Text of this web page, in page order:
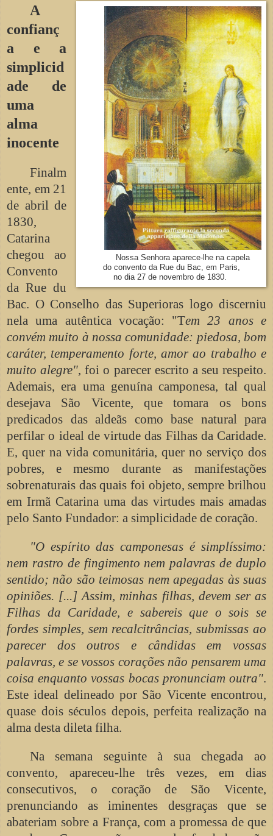
Nossa Senhora aparece-lhe na capela
do convento da Rue du Bac, em Paris,
no dia 27 de novembro de 1830.
A
confianç
a e a
simplicid
ade de
uma
alma
inocente
Finalm
ente, em 21
de abril de
1830,
Catarina
chegou ao
Convento
da Rue du
Bac. O Conselho das Superioras logo discerniu
nela uma autêntica vocação: "Tem 23 anos e
convém muito à nossa comunidade: piedosa, bom
caráter, temperamento forte, amor ao trabalho e
muito alegre", foi o parecer escrito a seu respeito.
Ademais, era uma genuína camponesa, tal qual
desejava São Vicente, que tomara os bons
predicados das aldeãs como base natural para
perfilar o ideal de virtude das Filhas da Caridade.
E, quer na vida comunitária, quer no serviço dos
pobres, e mesmo durante as manifestações
sobrenaturais das quais foi objeto, sempre brilhou
em Irmã Catarina uma das virtudes mais amadas
pelo Santo Fundador: a simplicidade de coração.
"O espírito das camponesas é simplíssimo:
nem rastro de fingimento nem palavras de duplo
sentido; não são teimosas nem apegadas às suas
opiniões. [...] Assim, minhas filhas, devem ser as
Filhas da Caridade, e sabereis que o sois se
fordes simples, sem recalcitrâncias, submissas ao
parecer dos outros e cândidas em vossas
palavras, e se vossos corações não pensarem uma
coisa enquanto vossas bocas pronunciam outra".
Este ideal delineado por São Vicente encontrou,
quase dois séculos depois, perfeita realização na
alma desta dileta filha.
Na semana seguinte à sua chegada ao
convento, apareceu-lhe três vezes, em dias
consecutivos, o coração de São Vicente,
prenunciando as iminentes desgraças que se
abateriam sobre a França, com a promessa de que